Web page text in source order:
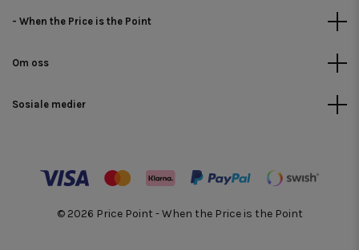
- When the Price is the Point
Om oss
Sosiale medier
© 2026 Price Point - When the Price is the Point